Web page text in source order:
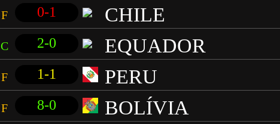
F 0-1 CHILE
C 2-0 EQUADOR
F 1-1 PERU
F 8-0 BOLÍVIA